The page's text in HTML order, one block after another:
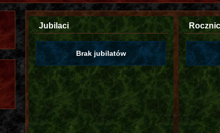
Jubilaci
Brak jubilatów